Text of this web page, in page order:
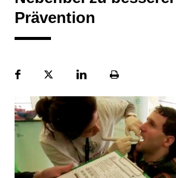
Prävention
FacebookPlattformLinekdInSeite